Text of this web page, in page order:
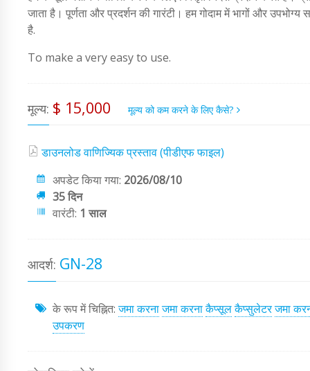
जाता है। पूर्णता और प्रदर्शन की गारंटी। हम गोदाम में भागों और
है.
To make a very easy to use.
मूल्य: $ 15,000 मूल्य को कम करने के लिए कैसे?
डाउनलोड वाणिज्यिक प्रस्ताव (पीडीएफ फाइल)
अपडेट किया गया: 2026/08/10
35 दिन
वारंटी: 1 साल
आदर्श: GN-28
के रूप में चिह्नित:जमा करनाजमा करनाकैप्सूलकैप्सुलेटरजमा
उपकरण